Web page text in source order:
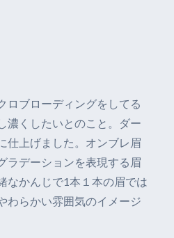
ロブローディングをしてる
濃くしたいとのこと。ダー
仕上げました。オンブレ眉
ラデーションを表現する眉
なかんじで1本１本の眉では
わらかい雰囲気のイメージ